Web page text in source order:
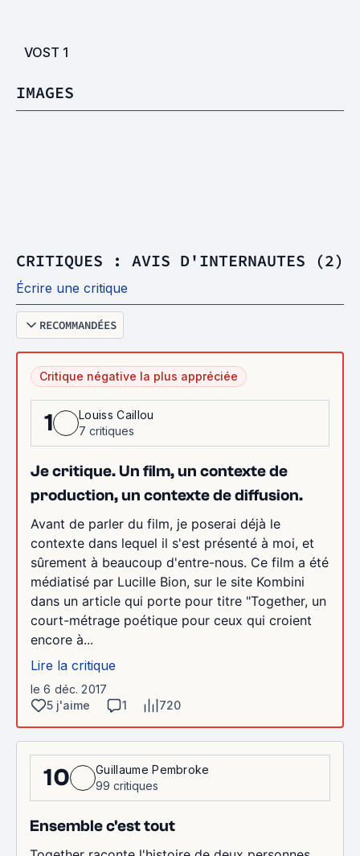
VOST 1
IMAGES
CRITIQUES : AVIS D'INTERNAUTES (2)
Écrire une critique
RECOMMANDÉES
Critique négative la plus appréciée
1
Louiss Caillou
7 critiques
Je critique. Un film, un contexte de
production, un contexte de diffusion.
Avant de parler du film, je poserai déjà le
contexte dans lequel il s'est présenté à moi, et
sûrement à beaucoup d'entre-nous. Ce film a été
médiatisé par Lucille Bion, sur le site Kombini
dans un article qui porte pour titre "Together, un
court-métrage poétique pour ceux qui croient
encore à...
Lire la critique
le 6 déc. 2017
5 j'aime
1 720
10
Guillaume Pembroke
99 critiques
Ensemble c'est tout